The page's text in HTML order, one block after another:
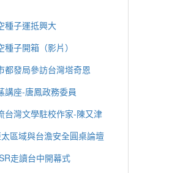
種子運抵興大
子開箱（影片）
都發局參訪台灣塔奇恩
講座-唐鳳政務委員
台灣文學駐校作家-陳又津
區域與台澹安全圓桌論壇
走讀台中開幕式